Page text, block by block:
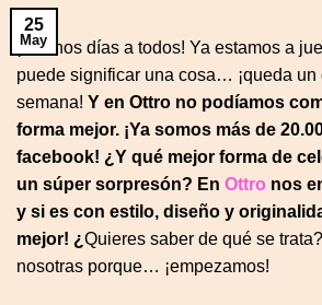
25
May
¡Buenos días a todos! Ya estamos a
puede significar una cosa… ¡queda un
semana! Y en Ottro no podíamos
forma mejor. ¡Ya somos más de
facebook! ¿Y qué mejor forma de
un súper sorpresón? En Ottro nos
y si es con estilo, diseño y
mejor! ¿Quieres saber de qué se
nosotras porque… ¡empezamos!